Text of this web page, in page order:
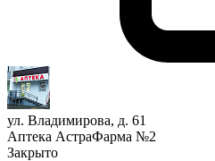
ул. Владимирова, д. 61
Аптека АстраФарма №2
Закрыто